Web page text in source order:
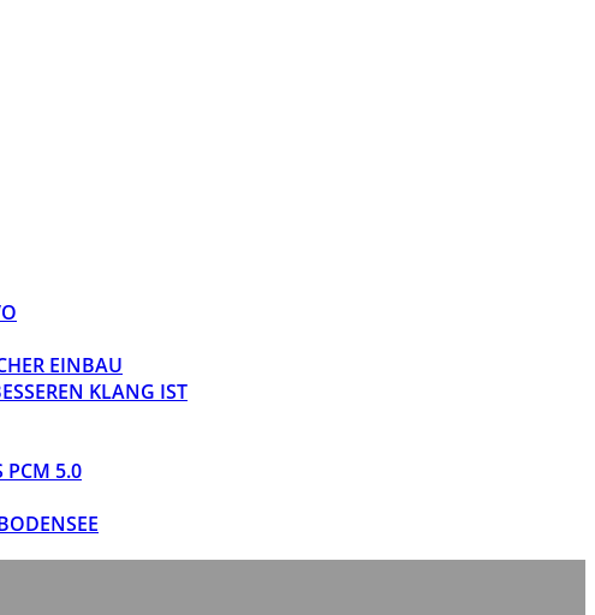
EINBAU
KLANG IST
PCM 5.0